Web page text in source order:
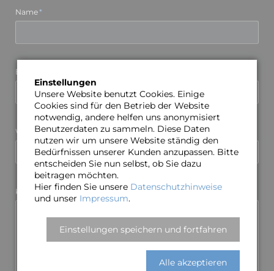
Pflichtfeld
Name*
Pflichtfeld
E-Mail (wird nicht veröffentlicht)
Webseite
Pflichtfeld
Kommentar *
Einstellungen
Unsere Website benutzt Cookies. Einige
Cookies sind für den Betrieb der Website
notwendig, andere helfen uns anonymisiert
Benutzerdaten zu sammeln. Diese Daten
nutzen wir um unsere Website ständig den
Bedürfnissen unserer Kunden anzupassen. Bitte
entscheiden Sie nun selbst, ob Sie dazu
beitragen möchten.
Hier finden Sie unsere Datenschutzhinweise
und unser Impressum.
Einstellungen speichern und fortfahren
Alle akzeptieren